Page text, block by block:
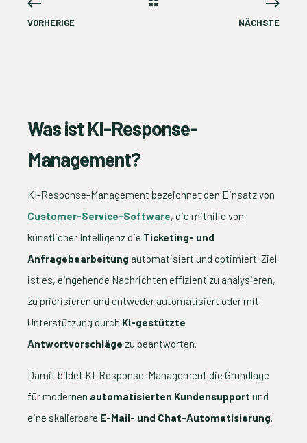
VORHERIGE NÄCHSTE
Was ist KI-Response-
Management?
KI-Response-Management bezeichnet den Einsatz von
Customer-Service-Software, die mithilfe von
künstlicher Intelligenz die Ticketing- und
Anfragebearbeitung automatisiert und optimiert. Ziel
ist es, eingehende Nachrichten effizient zu analysieren,
zu priorisieren und entweder automatisiert oder mit
Unterstützung durch KI-gestützte
Antwortvorschläge zu beantworten.
Damit bildet KI-Response-Management die Grundlage
für modernen automatisierten Kundensupport und
eine skalierbare E-Mail- und Chat-Automatisierung